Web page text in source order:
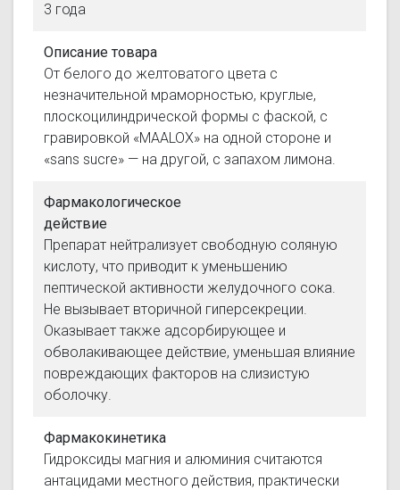
3 года
Описание товара
От белого до желтоватого цвета с
незначительной мраморностью, круглые,
плоскоцилиндрической формы с фаской, с
гравировкой «МAALOX» на одной стороне и
«sans sucre» — на другой, с запахом лимона.
Фармакологическое
действие
Препарат нейтрализует свободную соляную
кислоту, что приводит к уменьшению
пептической активности желудочного сока.
Не вызывает вторичной гиперсекреции.
Оказывает также адсорбирующее и
обволакивающее действие, уменьшая влияние
повреждающих факторов на слизистую
оболочку.
Фармакокинетика
Гидроксиды магния и алюминия считаются
антацидами местного действия, практически